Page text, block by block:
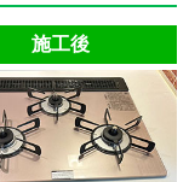
施工後